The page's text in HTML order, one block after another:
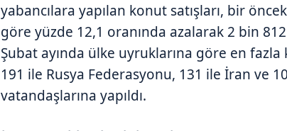
yabancılara yapılan konut satışları, bir
göre yüzde 12,1 oranında azalarak 2 bin
Şubat ayında ülke uyruklarına göre en fazla
191 ile Rusya Federasyonu, 131 ile İran ve
vatandaşlarına yapıldı.